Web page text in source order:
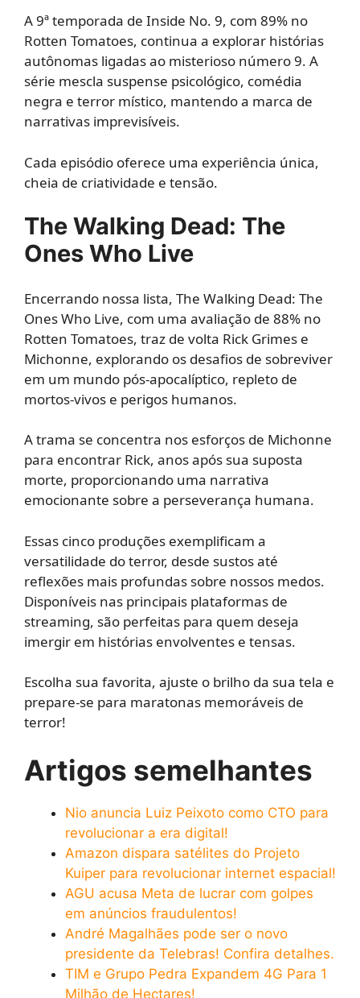
A 9ª temporada de Inside No. 9, com 89% no
Rotten Tomatoes, continua a explorar histórias
autônomas ligadas ao misterioso número 9. A
série mescla suspense psicológico, comédia
negra e terror místico, mantendo a marca de
narrativas imprevisíveis.
Cada episódio oferece uma experiência única,
cheia de criatividade e tensão.
The Walking Dead: The
Ones Who Live
Encerrando nossa lista, The Walking Dead: The
Ones Who Live, com uma avaliação de 88% no
Rotten Tomatoes, traz de volta Rick Grimes e
Michonne, explorando os desafios de sobreviver
em um mundo pós-apocalíptico, repleto de
mortos-vivos e perigos humanos.
A trama se concentra nos esforços de Michonne
para encontrar Rick, anos após sua suposta
morte, proporcionando uma narrativa
emocionante sobre a perseverança humana.
Essas cinco produções exemplificam a
versatilidade do terror, desde sustos até
reflexões mais profundas sobre nossos medos.
Disponíveis nas principais plataformas de
streaming, são perfeitas para quem deseja
imergir em histórias envolventes e tensas.
Escolha sua favorita, ajuste o brilho da sua tela e
prepare-se para maratonas memoráveis de
terror!
Artigos semelhantes
Nio anuncia Luiz Peixoto como CTO para
revolucionar a era digital!
Amazon dispara satélites do Projeto
Kuiper para revolucionar internet espacial!
AGU acusa Meta de lucrar com golpes
em anúncios fraudulentos!
André Magalhães pode ser o novo
presidente da Telebras! Confira detalhes.
TIM e Grupo Pedra Expandem 4G Para 1
Milhão de Hectares!